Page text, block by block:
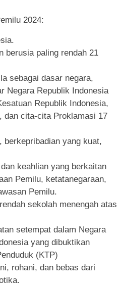
2024:
berusia paling rendah 21
sebagai dasar negara,
Negara Republik Indonesia
Republik Indonesia,
dan cita-cita Proklamasi 17
berkepribadian yang kuat,
keahlian yang berkaitan
Pemilu, ketatanegaraan,
Pemilu.
sekolah menengah atas
setempat dalam Negara
yang dibuktikan
(KTP)
rohani, dan bebas dari